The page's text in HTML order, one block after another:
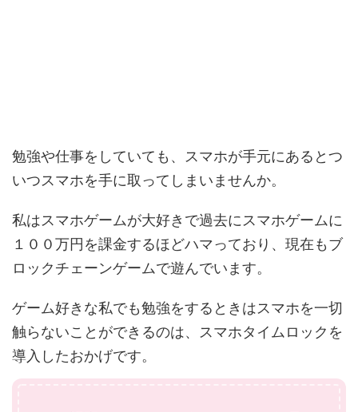
勉強や仕事をしていても、スマホが手元にあるとつ
いつスマホを手に取ってしまいませんか。
私はスマホゲームが大好きで過去にスマホゲームに
１００万円を課金するほどハマっており、現在もブ
ロックチェーンゲームで遊んでいます。
ゲーム好きな私でも勉強をするときはスマホを一切
触らないことができるのは、スマホタイムロックを
導入したおかげです。